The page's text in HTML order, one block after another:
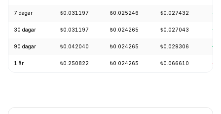
7 dagar ₺0.031197 ₺0.025246 ₺0.027432
30 dagar ₺0.031197 ₺0.024265 ₺0.027043
90 dagar ₺0.042040 ₺0.024265 ₺0.029306
1 år ₺0.250822 ₺0.024265 ₺0.066610 -